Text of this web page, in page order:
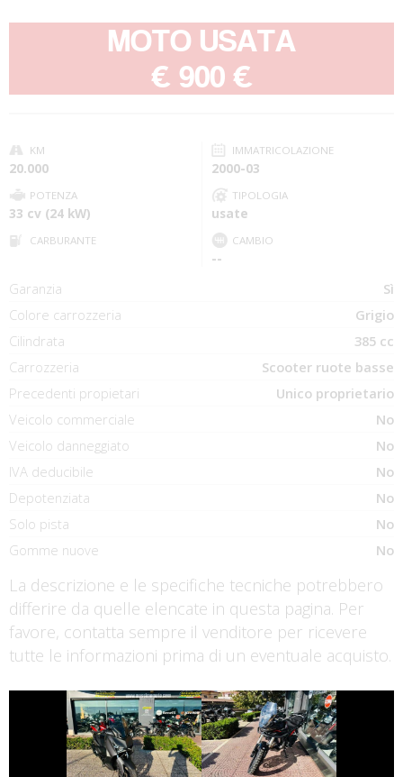
MOTO USATA
€ 900 €
KM
20.000
IMMATRICOLAZIONE
2000-03
POTENZA
33 cv (24 kW)
TIPOLOGIA
usate
CARBURANTE CAMBIO
--
Garanzia
Sì
Colore carrozzeria
Grigio
Cilindrata
385 cc
Carrozzeria
Scooter ruote basse
Precedenti propietari
Unico proprietario
Veicolo commerciale
No
Veicolo danneggiato
No
IVA deducibile
No
Depotenziata
No
Solo pista
No
Gomme nuove
No
La descrizione e le specifiche tecniche potrebbero
differire da quelle elencate in questa pagina. Per
favore, contatta sempre il venditore per ricevere
tutte le informazioni prima di un eventuale acquisto.
YAMAHA XMAX
MORBIDELLI
T352X
€ 4.390 € € 2.490 €